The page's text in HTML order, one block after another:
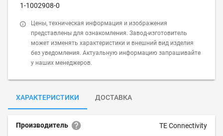
1-1002908-0
Цены, техническая информация и изображения
представлены для ознакомления. Завод-изготовитель
может изменять характеристики и внешний вид изделия
без уведомления. Актуальную информацию запрашивайте
у наших менеджеров.
ХАРАКТЕРИСТИКИ ДОСТАВКА
Производитель TE Connectivity